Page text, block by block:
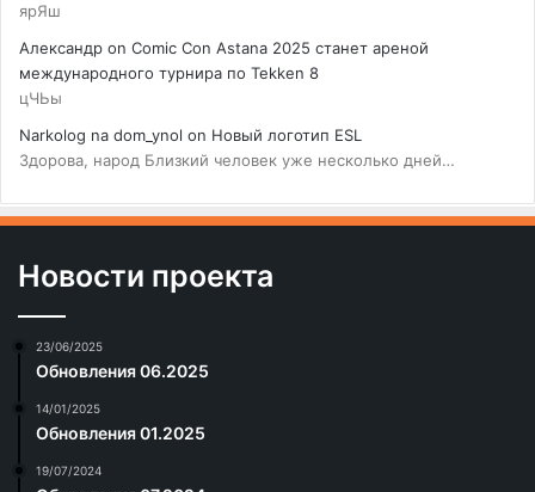
ярЯш
Александр on Comic Con Astana 2025 станет ареной
международного турнира по Tekken 8
цЧЬы
Narkolog na dom_ynol on Новый логотип ESL
Здорова, народ Близкий человек уже несколько дней…
Новости проекта
23/06/2025
Обновления 06.2025
14/01/2025
Обновления 01.2025
19/07/2024